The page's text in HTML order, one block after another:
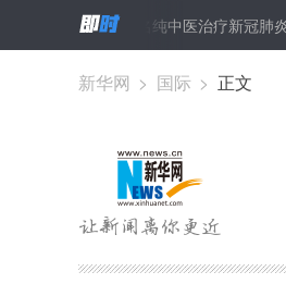
好消息！6名纯中医治疗新冠肺炎患者出
新华网 > 国际 > 正文